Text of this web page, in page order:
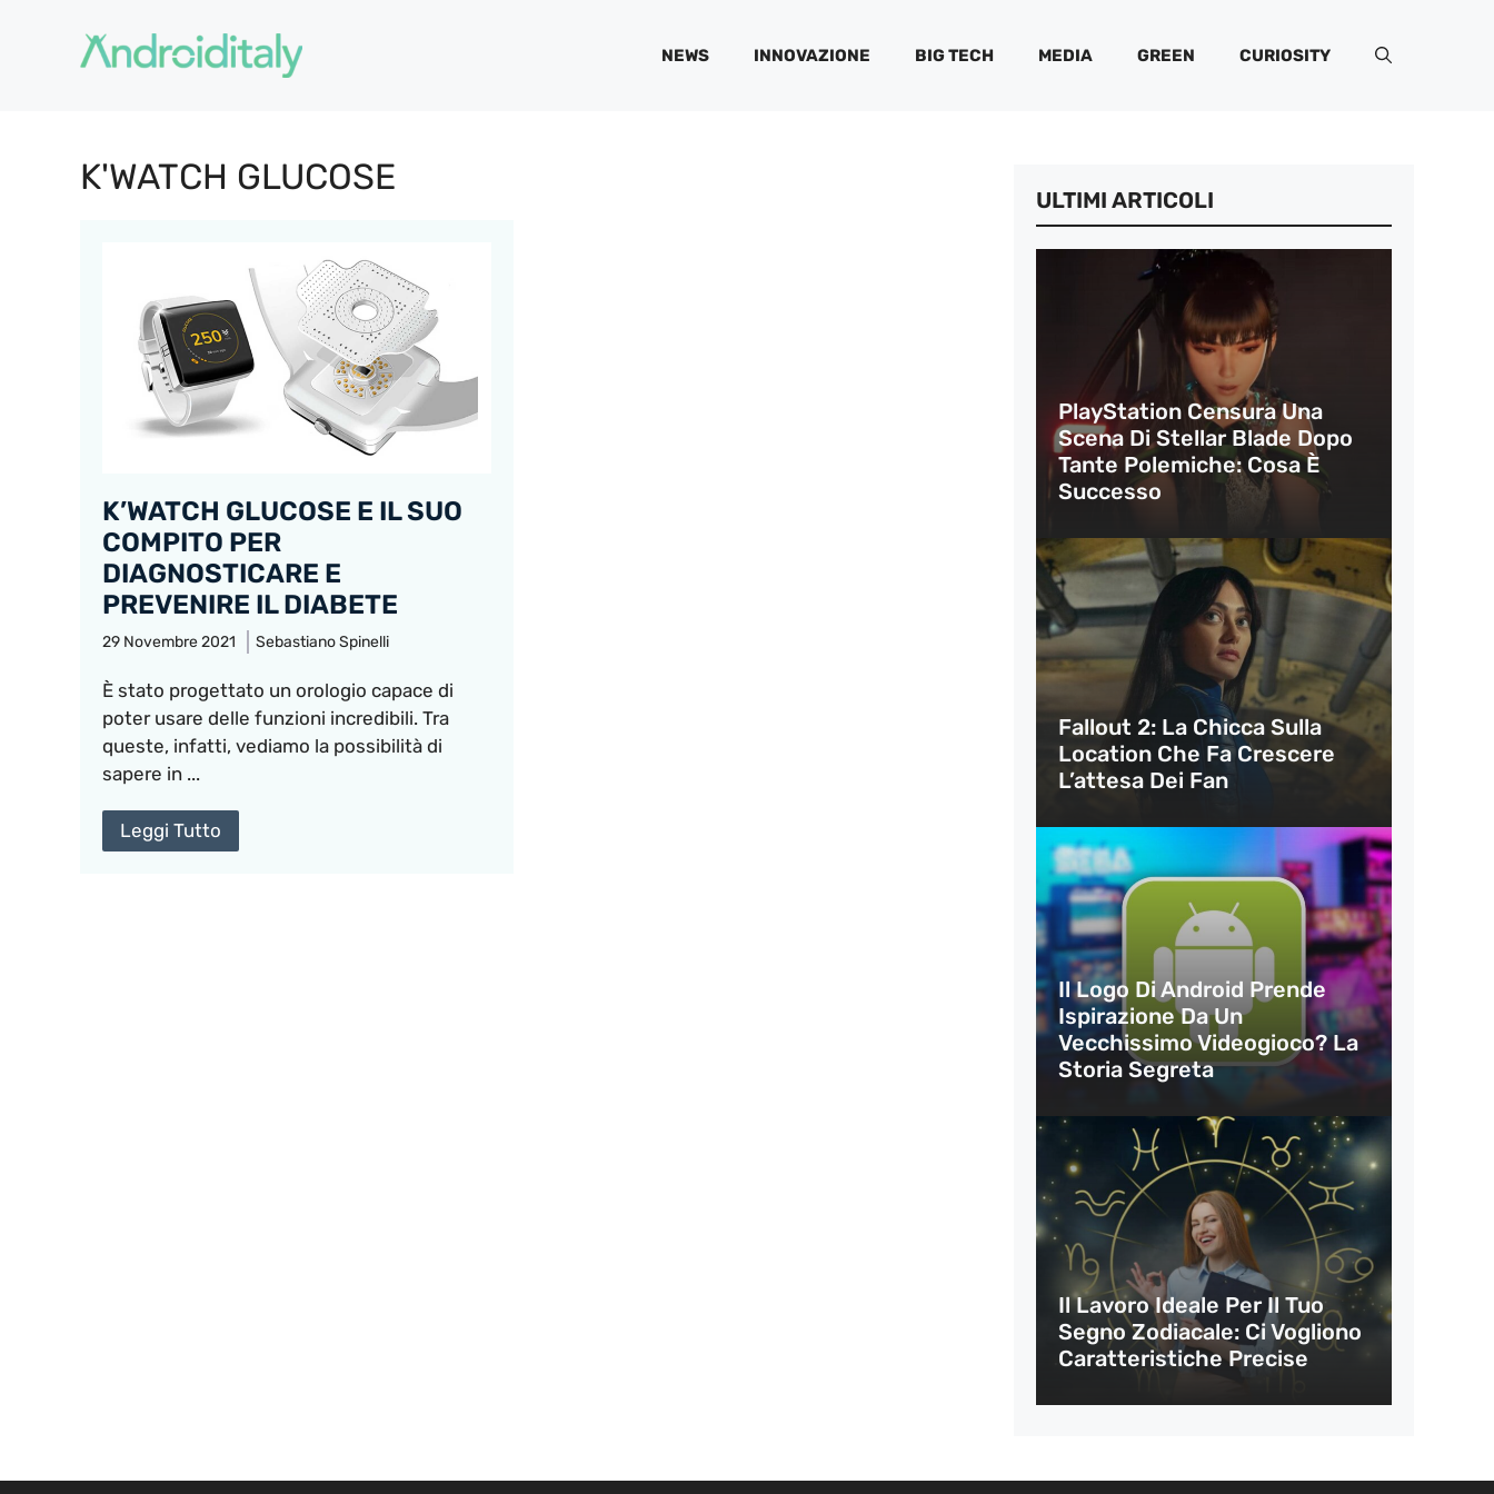
contenuto
NEWS INNOVAZIONE BIG TECH MEDIA GREEN CURIOSITY
K'WATCH GLUCOSE
K’WATCH GLUCOSE E IL SUO
COMPITO PER
DIAGNOSTICARE E
PREVENIRE IL DIABETE
29 Novembre 2021 Sebastiano Spinelli
È stato progettato un orologio capace di
poter usare delle funzioni incredibili. Tra
queste, infatti, vediamo la possibilità di
sapere in ...
Leggi Tutto
ULTIMI ARTICOLI
PlayStation Censura Una
Scena Di Stellar Blade Dopo
Tante Polemiche: Cosa È
Successo
Fallout 2: La Chicca Sulla
Location Che Fa Crescere
L’attesa Dei Fan
Il Logo Di Android Prende
Ispirazione Da Un
Vecchissimo Videogioco? La
Storia Segreta
Il Lavoro Ideale Per Il Tuo
Segno Zodiacale: Ci Vogliono
Caratteristiche Precise